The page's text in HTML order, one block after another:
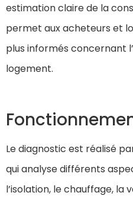
estimation claire de la
permet aux acheteurs et
plus informés concernant
logement.
Le diagnostic est réalisé
qui analyse différents
l’isolation, le chauffage, la